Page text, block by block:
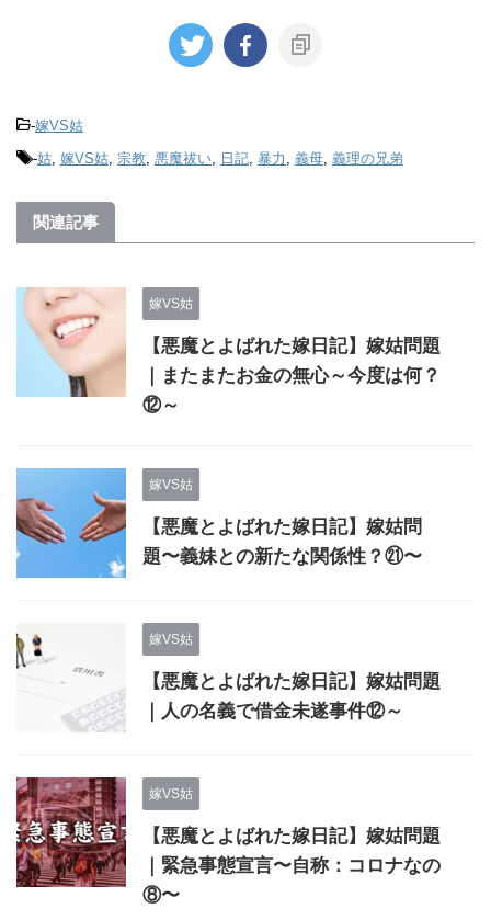
-嫁VS姑
-姑, 嫁VS姑, 宗教, 悪魔祓い, 日記, 暴力 , 義母, 義理の兄弟
関連記事
嫁VS姑
【悪魔とよばれた嫁日記】嫁姑問題
｜またまたお金の無心～今度は何？
⑫～
嫁VS姑
【悪魔とよばれた嫁日記】嫁姑問
題〜義妹との新たな関係性？㉑〜
嫁VS姑
【悪魔とよばれた嫁日記】嫁姑問題
｜人の名義で借金未遂事件⑫～
嫁VS姑
【悪魔とよばれた嫁日記】嫁姑問題
｜緊急事態宣言〜自称：コロナなの
⑧〜